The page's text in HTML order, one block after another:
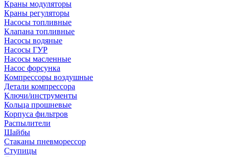
Краны модуляторы
Краны регуляторы
Насосы топливные
Клапана топливные
Насосы водяные
Насосы ГУР
Насосы масленные
Насос форсунка
Компрессоры воздушные
Детали компрессора
Ключи/инструменты
Кольца прошневые
Корпуса фильтров
Распылители
Шайбы
Стаканы пневморессор
Ступицы